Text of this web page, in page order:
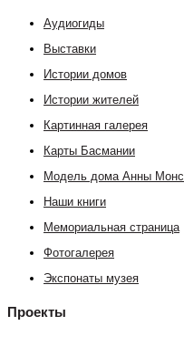
Аудиогиды
Выставки
Истории домов
Истории жителей
Картинная галерея
Карты Басмании
Модель дома Анны Монс
Наши книги
Мемориальная страница
Фотогалерея
Экспонаты музея
Проекты